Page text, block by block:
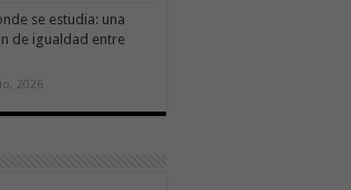
se estudia: una
de igualdad entre
2026